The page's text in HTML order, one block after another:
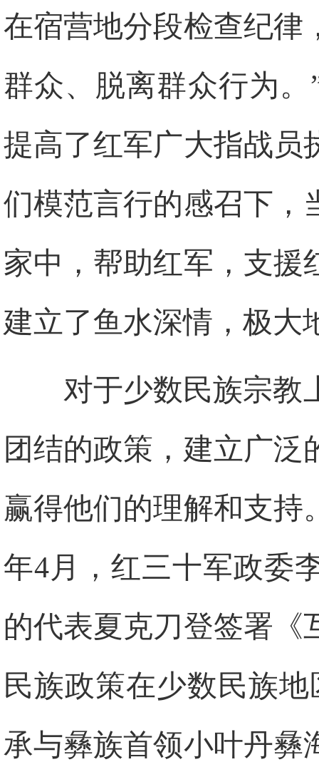
在宿营地分段检查纪律
群众、脱离群众行为
提高了红军广大指战员
们模范言行的感召下，
家中，帮助红军，支援
建立了鱼水深情，极大
对于少数民族宗教
团结的政策，建立广泛
赢得他们的理解和支持
年4月，红三十军政委
的代表夏克刀登签署《
民族政策在少数民族
承与彝族首领小叶丹彝